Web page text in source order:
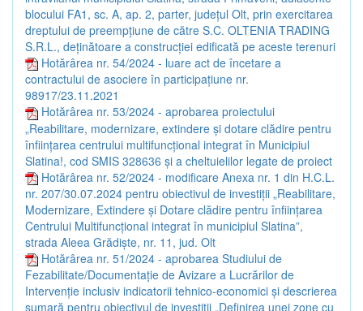
blocului FA1, sc. A, ap. 2, parter, județul Olt, prin exercitarea
dreptului de preempțiune de către S.C. OLTENIA TRADING
S.R.L., deținătoare a construcției edificată pe aceste terenuri
Hotărârea nr. 54/2024 - luare act de încetare a
contractului de asociere în participațiune nr.
98917/23.11.2021
Hotărârea nr. 53/2024 - aprobarea proiectului
„Reabilitare, modernizare, extindere și dotare clădire pentru
înființarea centrului multifuncțional integrat în Municipiul
Slatina!, cod SMIS 328636 și a cheltuielilor legate de proiect
Hotărârea nr. 52/2024 - modificare Anexa nr. 1 din H.C.L.
nr. 207/30.07.2024 pentru obiectivul de investiții „Reabilitare,
Modernizare, Extindere și Dotare clădire pentru înființarea
Centrului Multifuncțional integrat în municipiul Slatina”,
strada Aleea Grădiște, nr. 11, jud. Olt
Hotărârea nr. 51/2024 - aprobarea Studiului de
Fezabilitate/Documentație de Avizare a Lucrărilor de
Intervenție inclusiv indicatorii tehnico-economici și descrierea
sumară pentru obiectivul de investiții „Definirea unei zone cu